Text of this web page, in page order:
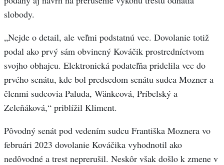
slobody.
„Nejde o detail, ale veľmi podstatnú vec. Dovolanie totiž
podal ako prvý sám obvinený Kováčik prostredníctvom
svojho obhajcu. Elektronická podateľňa pridelila vec do
prvého senátu, kde bol predsedom senátu sudca Mozner a
členmi sudcovia Paluda, Wänkeová, Príbelský a
Zeleňáková,“ priblížil Kliment.
Pôvodný senát pod vedením sudcu Františka Moznera vo
februári 2023 dovolanie Kováčika vyhodnotil ako
nedôvodné a trest neprerušil. Neskôr však došlo k zmene v